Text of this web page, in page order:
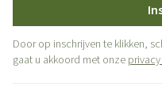
Door op inschrijven te klikken,
gaat u akkoord met onze